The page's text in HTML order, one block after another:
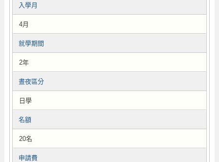
入學月
4月
就學期間
2年
晝夜區分
日學
名額
20名
申請費